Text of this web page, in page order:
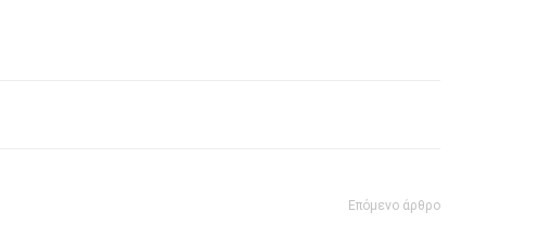
Επόμενο άρθρο